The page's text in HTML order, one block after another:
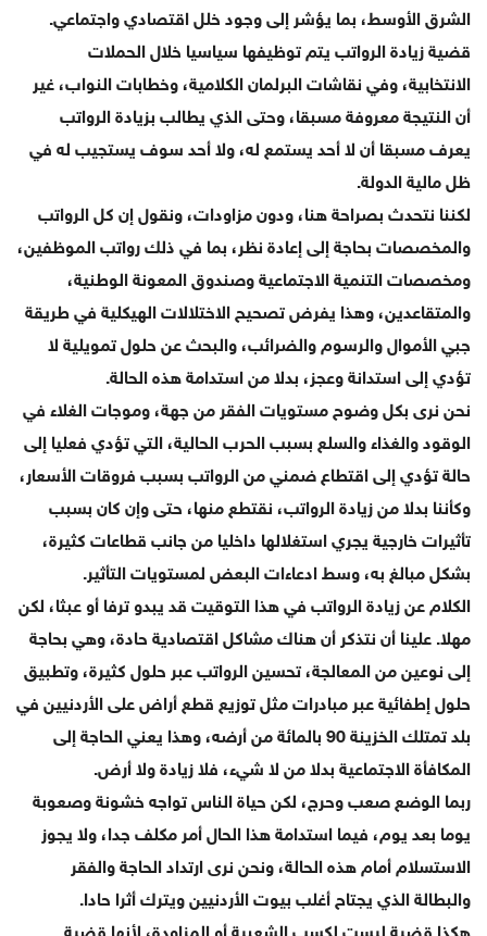
الشرق الأوسط، بما يؤشر إلى وجود خلل اقتصادي واجتماعي.
قضية زيادة الرواتب يتم توظيفها سياسيا خلال الحملات
الانتخابية، وفي نقاشات البرلمان الكلامية، وخطابات النواب، غير
أن النتيجة معروفة مسبقا، وحتى الذي يطالب بزيادة الرواتب
يعرف مسبقا أن لا أحد يستمع له، ولا أحد سوف يستجيب له في
ظل مالية الدولة.
لكننا نتحدث بصراحة هنا، ودون مزاودات، ونقول إن كل الرواتب
والمخصصات بحاجة إلى إعادة نظر، بما في ذلك رواتب الموظفين،
ومخصصات التنمية الاجتماعية وصندوق المعونة الوطنية،
والمتقاعدين، وهذا يفرض تصحيح الاختلالات الهيكلية في طريقة
جبي الأموال والرسوم والضرائب، والبحث عن حلول تمويلية لا
تؤدي إلى استدانة وعجز، بدلا من استدامة هذه الحالة.
نحن نرى بكل وضوح مستويات الفقر من جهة، وموجات الغلاء في
الوقود والغذاء والسلع بسبب الحرب الحالية، التي تؤدي فعليا إلى
حالة تؤدي إلى اقتطاع ضمني من الرواتب بسبب فروقات الأسعار،
وكأننا بدلا من زيادة الرواتب، نقتطع منها، حتى وإن كان بسبب
تأثيرات خارجية يجري استغلالها داخليا من جانب قطاعات كثيرة،
بشكل مبالغ به، وسط ادعاءات البعض لمستويات التأثير.
الكلام عن زيادة الرواتب في هذا التوقيت قد يبدو ترفا أو عبثا، لكن
مهلا. علينا أن نتذكر أن هناك مشاكل اقتصادية حادة، وهي بحاجة
إلى نوعين من المعالجة، تحسين الرواتب عبر حلول كثيرة، وتطبيق
حلول إطفائية عبر مبادرات مثل توزيع قطع أراض على الأردنيين في
بلد تمتلك الخزينة 90 بالمائة من أرضه، وهذا يعني الحاجة إلى
المكافأة الاجتماعية بدلا من لا شيء، فلا زيادة ولا أرض.
ربما الوضع صعب وحرج، لكن حياة الناس تواجه خشونة وصعوبة
يوما بعد يوم، فيما استدامة هذا الحال أمر مكلف جدا، ولا يجوز
الاستسلام أمام هذه الحالة، ونحن نرى ارتداد الحاجة والفقر
والبطالة الذي يجتاح أغلب بيوت الأردنيين ويترك أثرا حادا.
هكذا قضية ليست لكسب الشعبية أو المزاودة، لأنها قضية